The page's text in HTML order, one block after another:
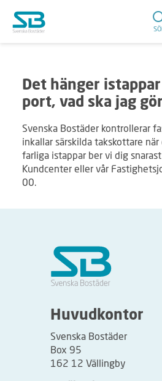
Det hänger
port, vad ska jag
Svenska Bostäder kontrollerar
inkallar särskilda takskottare
farliga istappar ber vi dig
Kundcenter eller vår
00.
Huvudkontor
Svenska Bostäder
Box 95
162 12 Vällingby